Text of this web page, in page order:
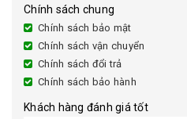
Chính sách chung
Chính sách bảo mật
Chính sách vận chuyển
Chính sách đổi trả
Chính sách bảo hành
Khách hàng đánh giá tốt